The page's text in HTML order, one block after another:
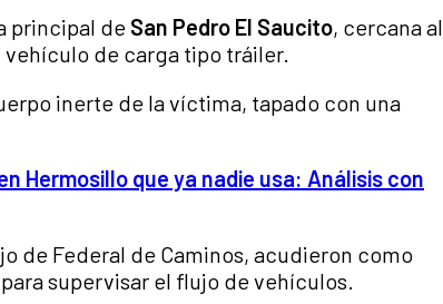
principal de San Pedro El Saucito, cercana al
de carga tipo tráiler.
inerte de la víctima, tapado con una
Hermosillo que ya nadie usa: Análisis con
de Federal de Caminos, acudieron como
supervisar el flujo de vehículos.